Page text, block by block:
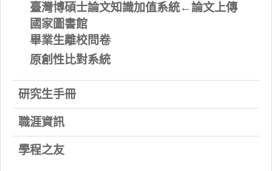
臺灣博碩士論文知識加值系統←論文上傳
國家圖書館
畢業生離校問卷
原創性比對系統
研究生手冊
職涯資訊
學程之友